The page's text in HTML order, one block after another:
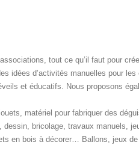
tout ce qu’il faut pour
idées d’activités manuelles pour
et éducatifs. Nous proposons
matériel pour fabriquer des
dessin, bricolage, travaux manuels,
en bois à décorer… Ballons, jeux